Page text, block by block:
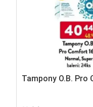
Tampony O.B. Pro